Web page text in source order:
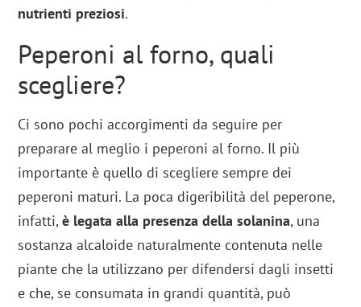
nutrienti preziosi.
Peperoni al forno, quali
scegliere?
Ci sono pochi accorgimenti da seguire per
preparare al meglio i peperoni al forno. Il più
importante è quello di scegliere sempre dei
peperoni maturi. La poca digeribilità del peperone,
infatti,è legata alla presenza della solanina, una
sostanza alcaloide naturalmente contenuta nelle
piante che la utilizzano per difendersi dagli insetti
e che, se consumata in grandi quantità, può